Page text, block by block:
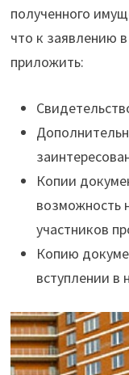
полученного
что к заявлению
приложить:
Копии
возможность
участников
Копию
вступлении в